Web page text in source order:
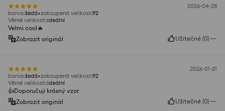
2026-04-28
barva:šedá zakoupená velikost:92
Věrné velikosti:ideální
Velmi cool🔥
Zobrazit originál
Užitečné (0)
2026-01-21
barva:šedá zakoupená velikost:92
Věrné velikosti:ideální
👍️Doporučuji krásný vzor
Zobrazit originál
Užitečné (0)